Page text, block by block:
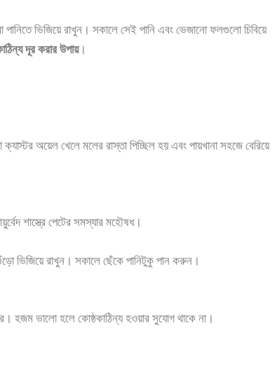
ভিজিয়ে রাখুন। সকালে সেই পানি এবং ভেজানো ফলগুলো চিবিয়ে
দূর করার উপায়।
অয়েল খেলে মলের রাস্তা পিচ্ছিল হয় এবং পায়খানা সহজে বেরিয়ে
শাস্ত্রে পেটের সমস্যার মহৌষধ।
ভিজিয়ে রাখুন। সকালে ছেঁকে পানিটুকু পান করুন।
হজম ভালো হলে কোষ্ঠকাঠিন্য হওয়ার সুযোগ থাকে না।